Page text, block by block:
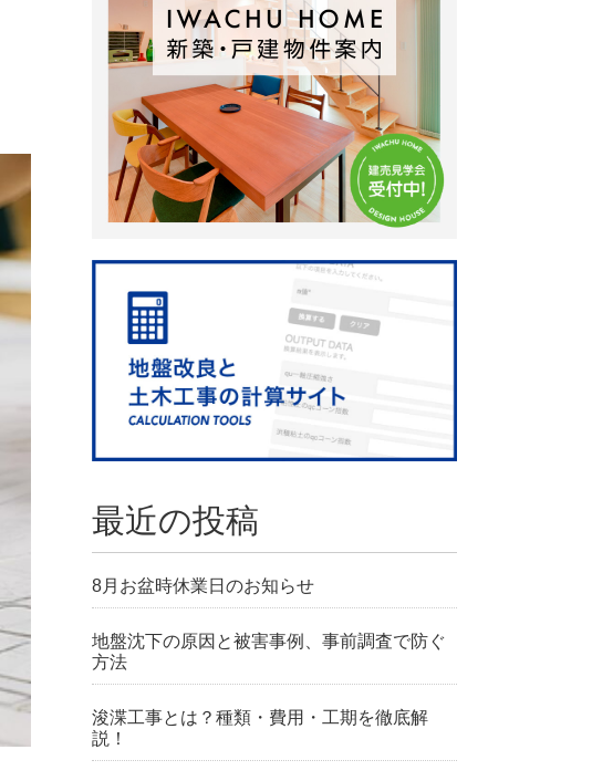
最近の投稿
8月お盆時休業日のお知らせ
地盤沈下の原因と被害事例、事前調査で防ぐ
方法
浚渫工事とは？種類・費用・工期を徹底解
説！